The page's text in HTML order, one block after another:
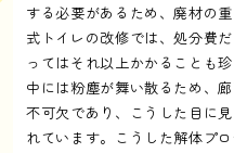
する必要があるため、廃材の
式トイレの改修では、処分費
ってはそれ以上かかることも
中には粉塵が舞い散るため、
不可欠であり、こうした目に
れています。こうした解体プ